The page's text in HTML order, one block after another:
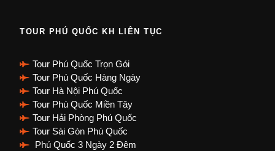
TOUR PHÚ QUỐC KH LIÊN TỤC
Tour Phú Quốc Trọn Gói
Tour Phú Quốc Hàng Ngày
Tour Hà Nội Phú Quốc
Tour Phú Quốc Miền Tây
Tour Hải Phòng Phú Quốc
Tour Sài Gòn Phú Quốc
Phú Quốc 3 Ngày 2 Đêm